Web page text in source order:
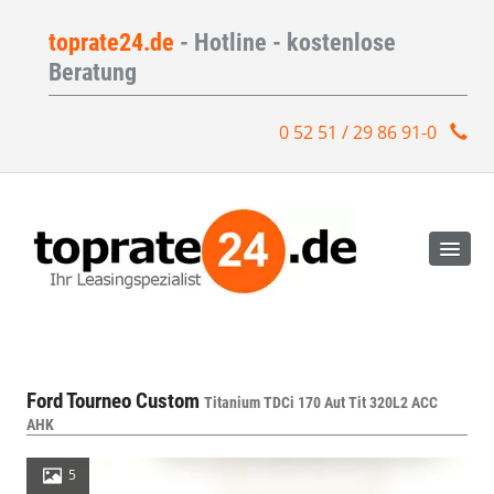
toprate24.de - Hotline - kostenlose
Beratung
0 52 51 / 29 86 91-0
Ford Tourneo Custom Titanium TDCi 170 Aut Tit 320L2 ACC
AHK
5